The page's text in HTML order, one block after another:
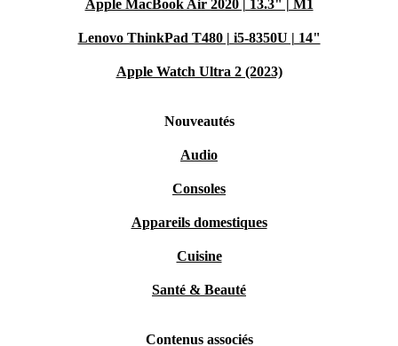
Apple MacBook Air 2020 | 13.3" | M1
Lenovo ThinkPad T480 | i5-8350U | 14"
Apple Watch Ultra 2 (2023)
Nouveautés
Audio
Consoles
Appareils domestiques
Cuisine
Santé & Beauté
Contenus associés